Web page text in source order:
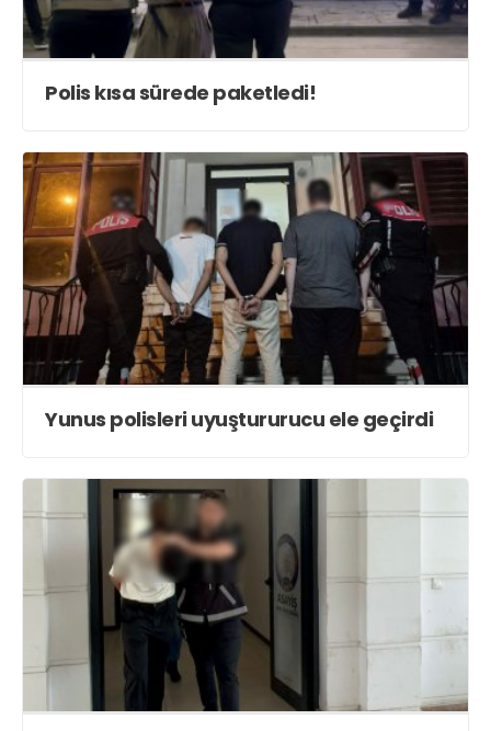
Polis kısa sürede paketledi!
Yunus polisleri uyuştururucu ele geçirdi